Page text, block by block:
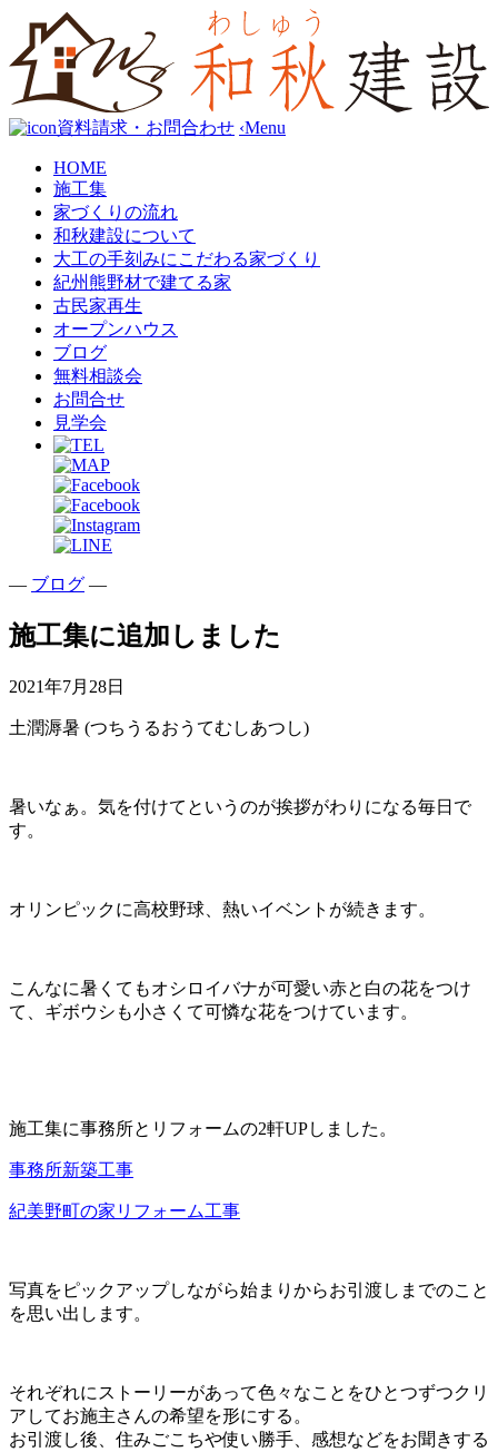
資料請求・お問合わせ ‹Menu
HOME
施工集
家づくりの流れ
和秋建設について
大工の手刻みにこだわる家づくり
紀州熊野材で建てる家
古民家再生
オープンハウス
ブログ
無料相談会
お問合せ
見学会
— ブログ —
施工集に追加しました
2021年7月28日
土潤溽暑 (つちうるおうてむしあつし)
暑いなぁ。気を付けてというのが挨拶がわりになる毎日で
す。
オリンピックに高校野球、熱いイベントが続きます。
こんなに暑くてもオシロイバナが可愛い赤と白の花をつけ
て、ギボウシも小さくて可憐な花をつけています。
施工集に事務所とリフォームの2軒UPしました。
事務所新築工事
紀美野町の家リフォーム工事
写真をピックアップしながら始まりからお引渡しまでのこと
を思い出します。
それぞれにストーリーがあって色々なことをひとつずつクリ
アしてお施主さんの希望を形にする。
お引渡し後、住みごこちや使い勝手、感想などをお聞きする